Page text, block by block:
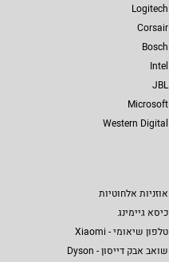
Logitech
Corsair
Bosch
Intel
JBL
Microsoft
Western Digital
אוזניות אלחוטיות
כיסא גיימינג
טלפון שיאומי - Xiaomi
שואב אבק דייסון - Dyson